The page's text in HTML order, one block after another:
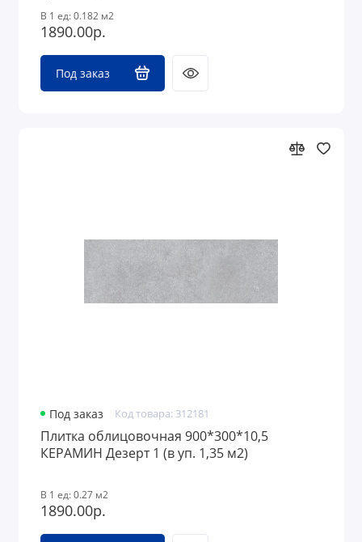
В 1 ед: 0.182 м2
1890.00р.
Под заказ
Под заказ Код товара: 312181
Плитка облицовочная 900*300*10,5
КЕРАМИН Дезерт 1 (в уп. 1,35 м2)
В 1 ед: 0.27 м2
1890.00р.